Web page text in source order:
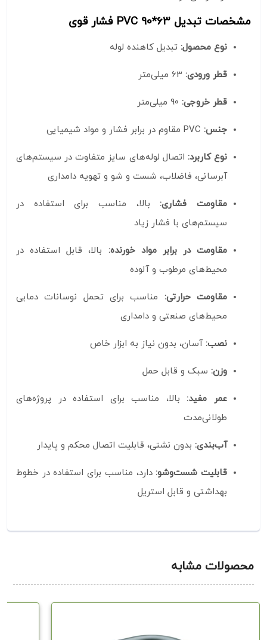
مشخصات تبدیل 63*90 PVC فشار قوی
نوع محصول: تبدیل کاهنده لوله
قطر ورودی:
قطر خروجی:
جنس:
نوع کاربرد: اتصال لوله‌های سایز متفاوت در سیستم‌های
آبرسانی، فاضلاب، شست‌ و شو و تهویه دامداری
مقاومت فشاری:بالا، مناسب برای استفاده در
سیستم‌های با فشار زیاد
مقاومت در برابر مواد خورنده: بالا، قابل استفاده در
محیط‌های مرطوب و آلوده
مقاومت حرارتی: مناسب برای تحمل نوسانات دمایی
محیط‌های صنعتی و دامداری
نصب:آسان، بدون نیاز به ابزار خاص
وزن: سبک و قابل حمل
عمر مفید:بالا، مناسب برای استفاده در پروژه‌های
طولانی‌مدت
آب‌بندی: بدون نشتی، قابلیت اتصال محکم و پایدار
قابلیت شست‌وشو:دارد، مناسب برای استفاده در خطوط
بهداشتی و قابل استریل
محصولات مشابه